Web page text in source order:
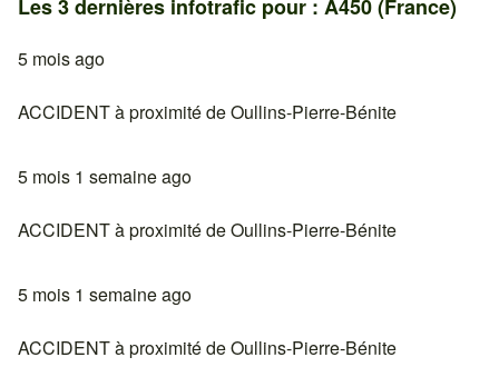
Les 3 dernières infotrafic pour : A450 (France)
5 mois ago
ACCIDENT à proximité de Oullins-Pierre-Bénite
5 mois 1 semaine ago
ACCIDENT à proximité de Oullins-Pierre-Bénite
5 mois 1 semaine ago
ACCIDENT à proximité de Oullins-Pierre-Bénite